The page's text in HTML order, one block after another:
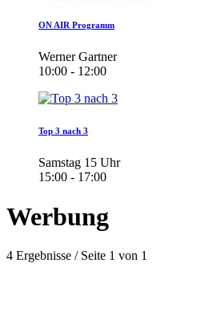
ON AIR Programm
Werner Gartner
10:00 - 12:00
Top 3 nach 3
Samstag 15 Uhr
15:00 - 17:00
Werbung
4 Ergebnisse / Seite 1 von 1